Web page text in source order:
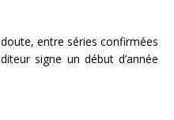
entre séries confirmées
signe un début d’année